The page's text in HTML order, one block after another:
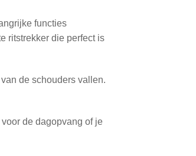
functies
ritstrekker die perfect is
de schouders vallen.
de dagopvang of je